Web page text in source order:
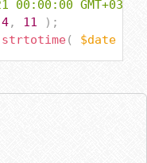
00:00:00 GMT+0300
4, 11 ) ;
strtotime( $date